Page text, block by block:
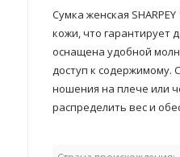
Сумка женская
кожи, что гарантирует
оснащена удобной
доступ к содержимому.
ношения на плече или
распределить вес и